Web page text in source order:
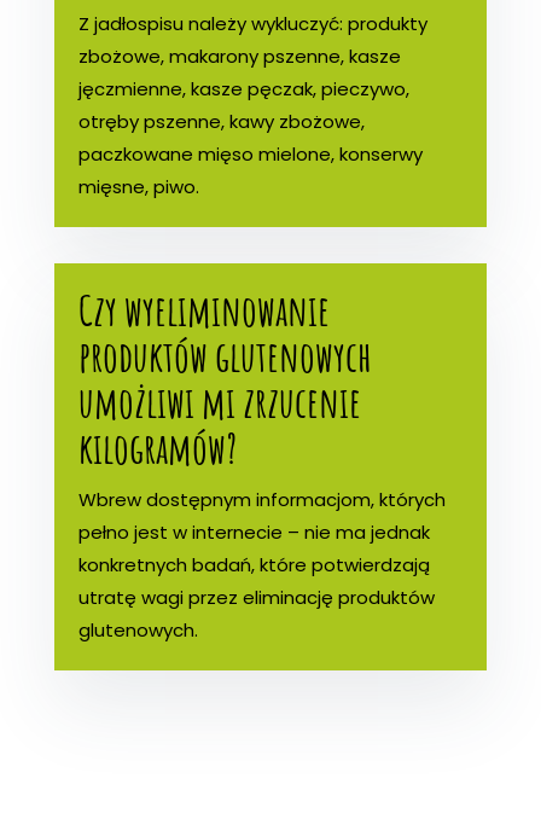
Z jadłospisu należy wykluczyć: produkty
zbożowe, makarony pszenne, kasze
jęczmienne, kasze pęczak, pieczywo,
otręby pszenne, kawy zbożowe,
paczkowane mięso mielone, konserwy
mięsne, piwo.
Czy wyeliminowanie
produktów glutenowych
umożliwi mi zrzucenie
kilogramów?
Wbrew dostępnym informacjom, których
pełno jest w internecie – nie ma jednak
konkretnych badań, które potwierdzają
utratę wagi przez eliminację produktów
glutenowych.